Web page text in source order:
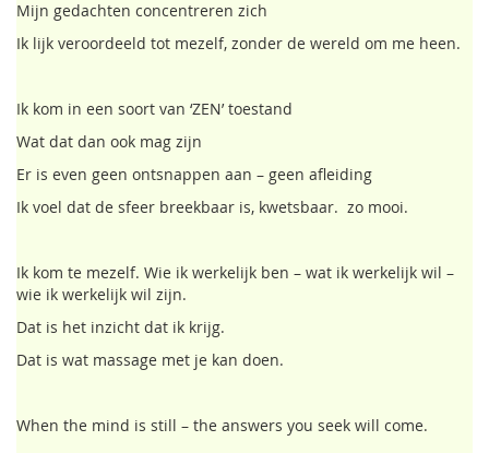
Mijn gedachten concentreren zich
Ik lijk veroordeeld tot mezelf, zonder de wereld om me heen.
Ik kom in een soort van ‘ZEN’ toestand
Wat dat dan ook mag zijn
Er is even geen ontsnappen aan – geen afleiding
Ik voel dat de sfeer breekbaar is, kwetsbaar. zo mooi.
Ik kom te mezelf. Wie ik werkelijk ben – wat ik werkelijk wil –
wie ik werkelijk wil zijn.
Dat is het inzicht dat ik krijg.
Dat is wat massage met je kan doen.
When the mind is still – the answers you seek will come.